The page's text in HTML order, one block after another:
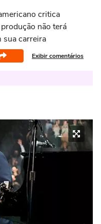
critica
não terá
sua carreira
Exibir comentários